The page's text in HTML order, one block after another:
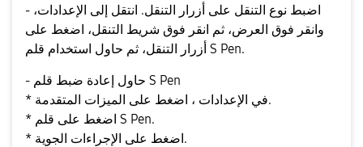
- اضبط نوع التنقل على أزرار التنقل. انتقل إلى الإعدادات،
وانقر فوق العرض، ثم انقر فوق شريط التنقل، اضغط على
أزرار التنقل، ثم حاول استخدام قلم S Pen.
- حاول إعادة ضبط قلم S Pen
* في الإعدادات ، اضغط على الميزات المتقدمة.
* اضغط على قلم S Pen.
* اضغط على الإجراءات الجوية.